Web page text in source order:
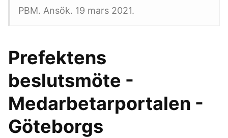
PBM. Ansök. 19 mars 2021.
Prefektens
beslutsmöte -
Medarbetarportalen -
Göteborgs